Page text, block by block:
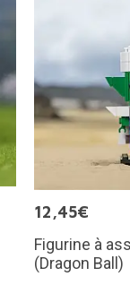
12,45€
Figurine à
(Dragon Ball)